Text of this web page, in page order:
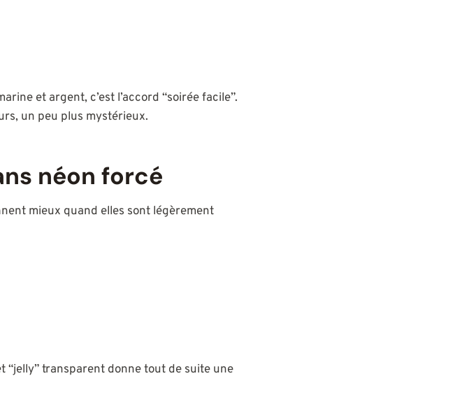
et argent, c’est l’accord “soirée facile”.
un peu plus mystérieux.
néon forcé
mieux quand elles sont légèrement
“jelly” transparent donne tout de suite une